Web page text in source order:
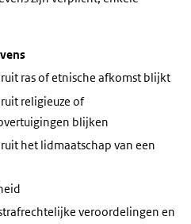
ras of etnische afkomst blijkt
religieuze of
blijken
het lidmaatschap van een
veroordelingen en